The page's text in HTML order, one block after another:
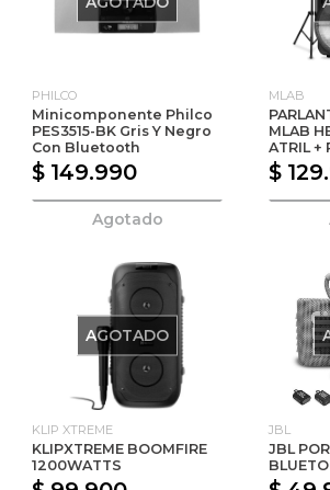
PHILCO
Minicomponente Philco
PES3515-BK Gris Y Negro
Con Bluetooth
$ 149.990
Agotado
MLAB
MLAB
ATRIL +
$
AGOTADO
KLIP XTREME
KLIPXTREME BOOMFIRE
1200WATTS
JBL
JBL